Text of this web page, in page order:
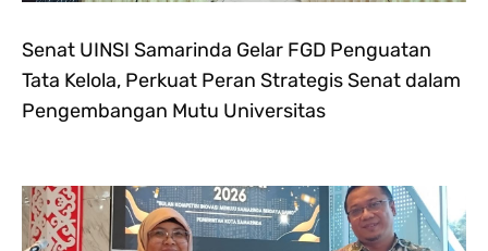
Senat UINSI Samarinda Gelar FGD Penguatan
Tata Kelola, Perkuat Peran Strategis Senat dalam
Pengembangan Mutu Universitas